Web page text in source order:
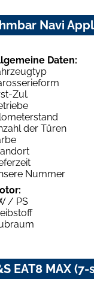
Navi
Daten:
Zul.
der Türen
Nummer
/ PS
EAT8 MAX (7-